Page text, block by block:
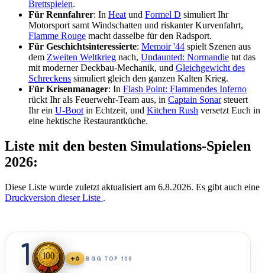
Brettspielen.
Für Rennfahrer: In Heatund Formel D simuliert Ihr
Motorsport samt Windschatten und riskanter Kurvenfahrt,
Flamme Rouge macht dasselbe für den Radsport.
Für Geschichtsinteressierte: Memoir '44 spielt Szenen aus
dem Zweiten Weltkrieg nach, Undaunted: Normandie tut das
mit moderner Deckbau-Mechanik, und Gleichgewicht des
Schreckens simuliert gleich den ganzen Kalten Krieg.
Für Krisenmanager: In Flash Point: Flammendes Inferno
rückt Ihr als Feuerwehr-Team aus, in Captain Sonarsteuert
Ihr ein U-Bootin Echtzeit, und Kitchen Rush versetzt Euch in
eine hektische Restaurantküche.
Liste mit den besten Simulations-Spielen
2026:
Diese Liste wurde zuletzt aktualisiert am 6.8.2026. Es gibt auch eine
Druckversion dieser Liste .
1 +6 BGG TOP 100